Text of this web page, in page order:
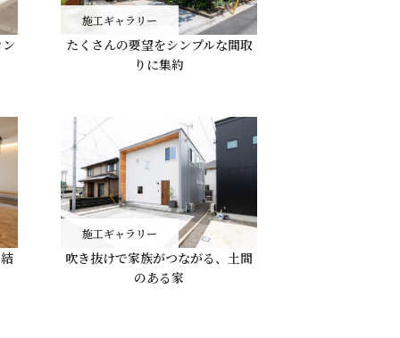
施工ギャラリー
たくさんの要望をシンプルな間取
りに集約
施工ギャラリー
吹き抜けで家族がつながる、土間
のある家